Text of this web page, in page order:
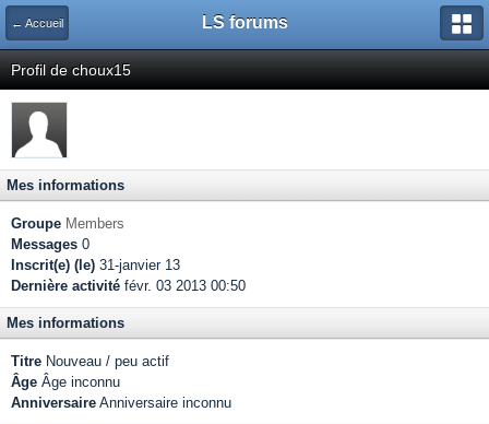
← Accueil LS forums
Profil de choux15
Mes informations
Groupe Members
Messages 0
Inscrit(e) (le) 31-janvier 13
Dernière activité févr. 03 2013 00:50
Mes informations
Titre Nouveau / peu actif
Âge Âge inconnu
Anniversaire Anniversaire inconnu